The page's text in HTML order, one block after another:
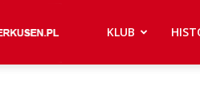
KLUB